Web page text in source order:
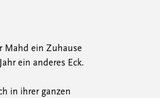
Mahd ein Zuhause
ein anderes Eck.
in ihrer ganzen